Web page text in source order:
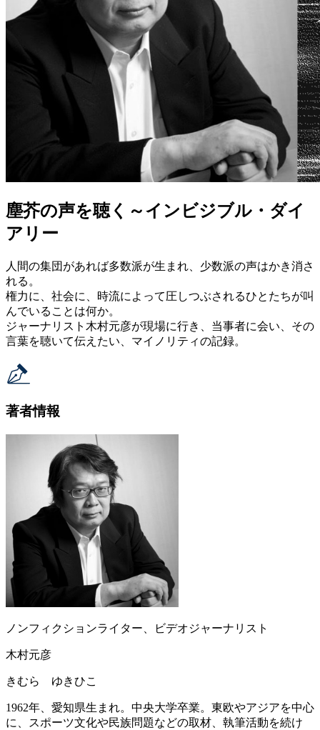
塵芥の声を聴く～インビジブル・ダイ
アリー
人間の集団があれば多数派が生まれ、少数派の声はかき消さ
れる。
権力に、社会に、時流によって圧しつぶされるひとたちが叫
んでいることは何か。
ジャーナリスト木村元彦が現場に行き、当事者に会い、その
言葉を聴いて伝えたい、マイノリティの記録。
著者情報
ノンフィクションライター、ビデオジャーナリスト
木村元彦
きむら ゆきひこ
1962年、愛知県生まれ。中央大学卒業。東欧やアジアを中心
に、スポーツ文化や民族問題などの取材、執筆活動を続け